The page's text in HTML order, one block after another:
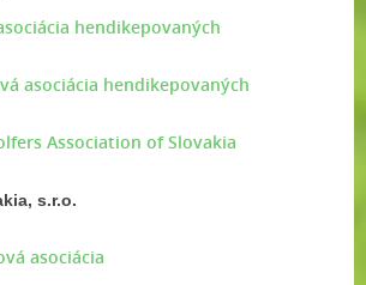
hendikepovaných
asociácia hendikepovaných
Association of Slovakia
s.r.o.
asociácia